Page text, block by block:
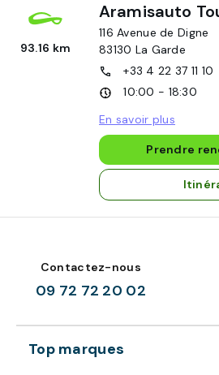
93.16 km
Aramisauto
116 Avenue de Digne
83130 La Garde
+33 4 22 37 11 10
10:00 - 18:30
En savoir plus
Prendre
Contactez-nous
09 72 72 20 02
Top marques